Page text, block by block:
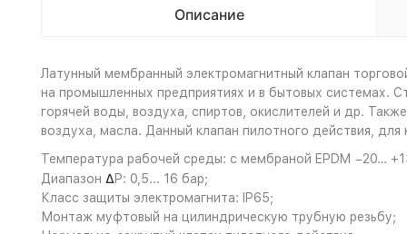
Описание
Латунный мембранный электромагнитный клапан
на промышленных предприятиях и в бытовых системах.
горячей воды, воздуха, спиртов, окислителей и др.
воздуха, масла. Данный клапан пилотного действия,
Температура рабочей среды: с мембраной EPDM −20…
Диапазон ΔP: 0,5... 16 бар;
Класс защиты электромагнита: IP65;
Монтаж муфтовый на цилиндрическую трубную резьбу;